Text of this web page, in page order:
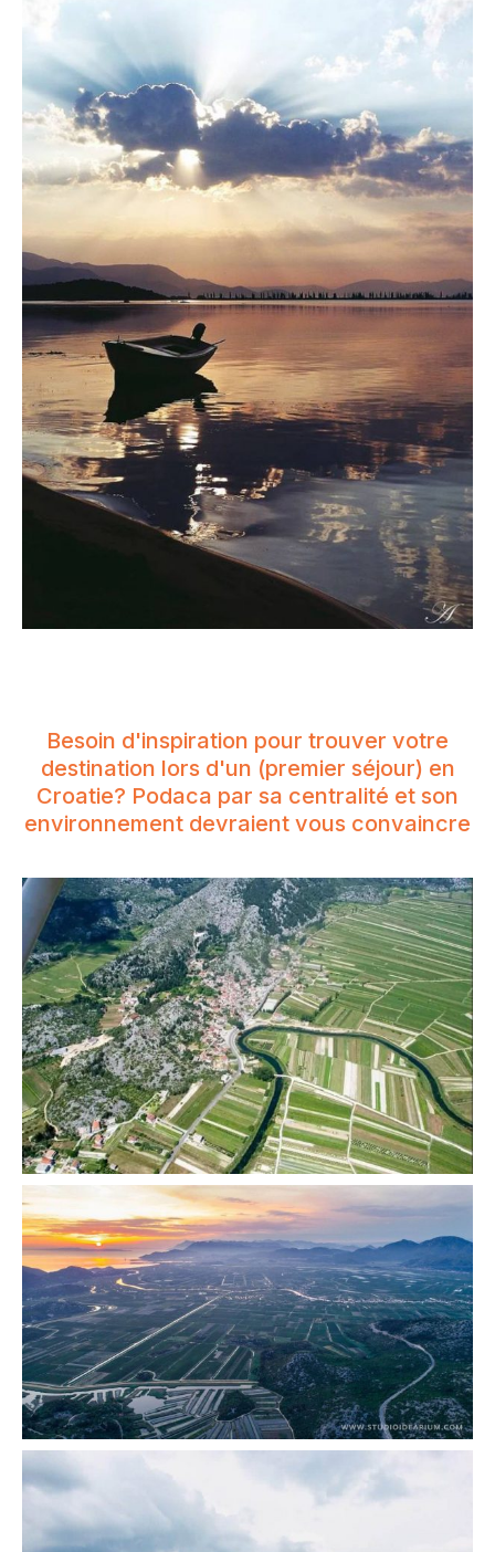
Besoin d'inspiration pour trouver votre
destination lors d'un (premier séjour) en
Croatie? Podaca par sa centralité et son
environnement devraient vous convaincre